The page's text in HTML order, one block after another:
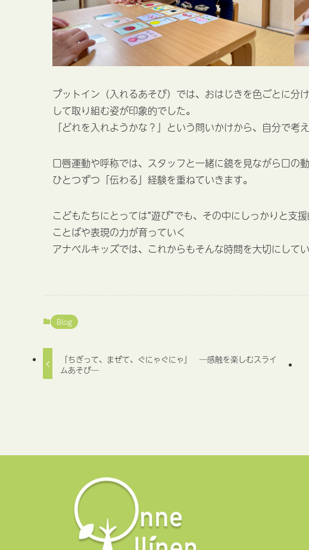
プットイン（入れるあそび）では、おはじきを色ごとに分
して取り組む姿が印象的でした。
「どれを入れようかな？」という問いかけから、自分で考
口唇運動や呼称では、スタッフと一緒に鏡を見ながら口の
ひとつずつ「伝わる」経験を重ねていきます。
こどもたちにとっては“遊び”でも、その中にしっかりと支
ことばや表現の力が育っていく
アナベルキッズでは、これからもそんな時間を大切にして
Blog
「ちぎって、まぜて、ぐにゃぐにゃ」 ─感触を楽しむスライ
ムあそび─